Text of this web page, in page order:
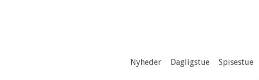
Nyheder Dagligstue Spisestue